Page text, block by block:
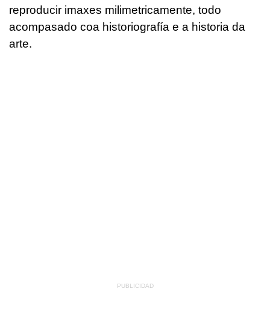
reproducir imaxes milimetricamente, todo
acompasado coa historiografía e a historia da
arte.